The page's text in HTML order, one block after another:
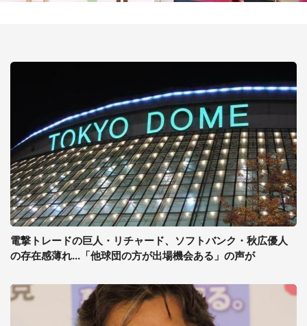
電撃トレードの巨人・リチャード、ソフトバンク・秋広優人
の存在感薄れ...「他球団の方が出場機会ある」の声が